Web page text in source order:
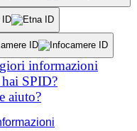
ID
ID
informazioni
SPID?
aiuto?